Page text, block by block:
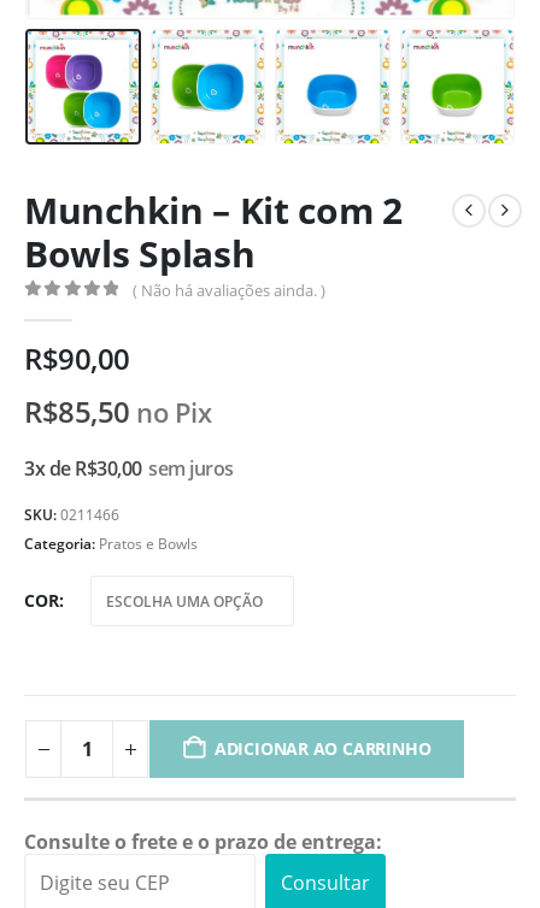
Munchkin – Kit com 2
Bowls Splash
( Não há avaliações ainda. )
R$90,00
R$85,50 no Pix
3x deR$30,00 sem juros
SKU:0211466
Categoria: Pratos e Bowls
COR
ADICIONAR AO CARRINHO
Consulte o frete e o prazo de entrega:
Consultar